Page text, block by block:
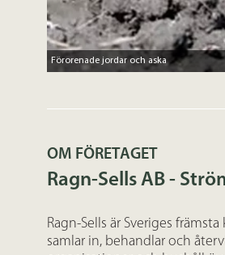
Förorenade jordar och aska
OM FÖRETAGET
Ragn-Sells AB -
Ragn-Sells är Sveriges
samlar in, behandlar och